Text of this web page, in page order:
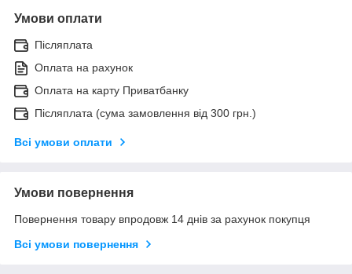
Умови оплати
Післяплата
Оплата на рахунок
Оплата на карту Приватбанку
Післяплата (сума замовлення від 300 грн.)
Всі умови оплати
Умови повернення
Повернення товару впродовж 14 днів за рахунок покупця
Всі умови повернення